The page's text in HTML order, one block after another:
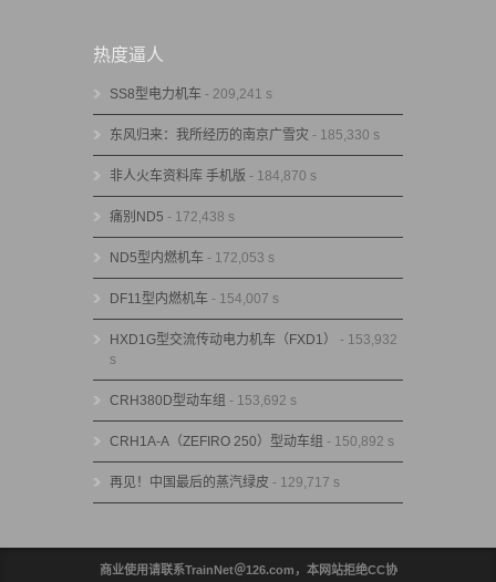
热度逼人
SS8型电力机车 - 209,241 s
东风归来：我所经历的南京广雪灾 - 185,330 s
非人火车资料库 手机版 - 184,870 s
痛别ND5 - 172,438 s
ND5型内燃机车 - 172,053 s
DF11型内燃机车 - 154,007 s
HXD1G型交流传动电力机车（FXD1）
- 153,932
s
CRH380D型动车组 - 153,692 s
CRH1A-A（ZEFIRO 250）型动车组 - 150,892 s
再见！中国最后的蒸汽绿皮 - 129,717 s
商业使用请联系TrainNet＠126.com，本网站拒绝CC协